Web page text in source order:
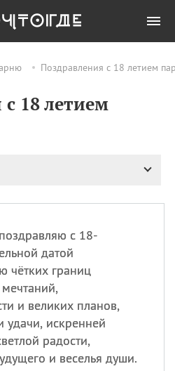
Поздравления с 18 летием
18 летием
с 18-
датой
чётких границ
и великих планов,
удачи, искренней
радости,
и веселья души.
ПРАЗДНИКИ Все
06.08
Преображение
Господне у западных
Романа и Давида
День ассирийских
мучеников
07.08
Национальный день
маяка
Годовщина битвы при
Бояка
ИМЕНА
Все